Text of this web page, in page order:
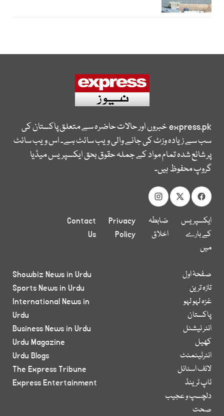
express.pkخبروں اور حالات حاضرہ سے متعلق پاکستان کی
سب سے زیادہ وزٹ کی جانے والی ویب سائٹ ہے۔ اس ویب سائٹ
پر شائع شدہ تمام مواد کے جملہ حقوق بحق ایکسپریس میڈیا
گروپ محفوظ ہیں۔
ایکسپریس
کے بارے
میں
ضابطہ
اخلاق
Privacy
Policy
Contact
Us
صفحۂ اول
تازہ ترین
غزہ لہو لہو
پاکستان
انٹر نیشنل
کھیل
انٹرٹینمنٹ
لائف اسٹائل
ٹاپ ٹرینڈ
دلچسپ و عجیب
صحت
Showbiz News in Urdu
Sports News in Urdu
International News in
Urdu
Business News in Urdu
Urdu Magazine
Urdu Blogs
The Express Tribune
Express Entertainment